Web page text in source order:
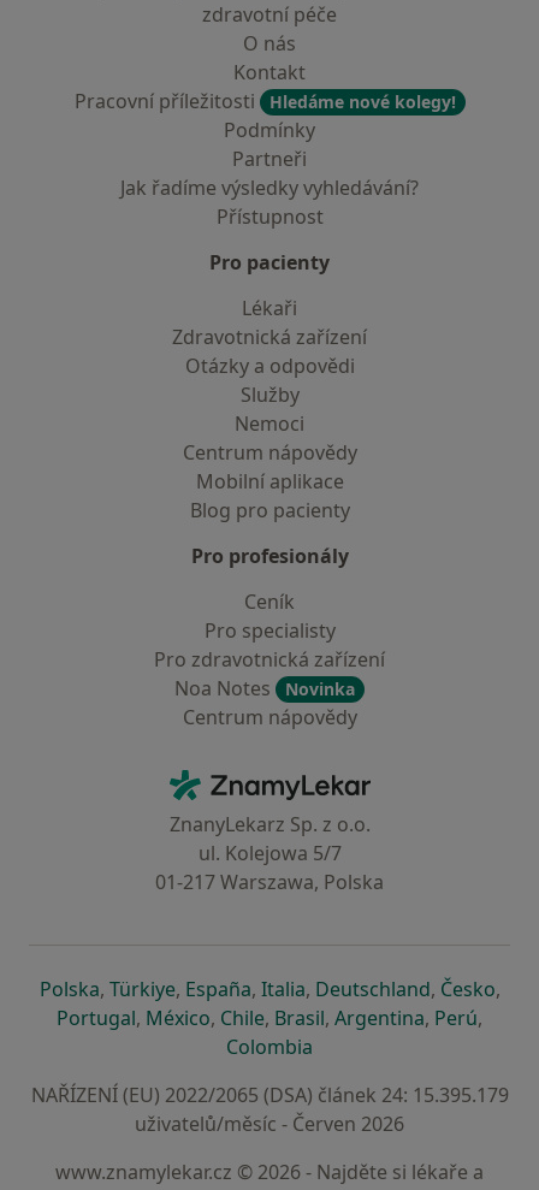
zdravotní péče
O nás
Kontakt
Pracovní příležitosti
Hledáme nové kolegy!
Podmínky
Partneři
Jak řadíme výsledky vyhledávání?
Přístupnost
Pro pacienty
Lékaři
Zdravotnická zařízení
Otázky a odpovědi
Služby
Nemoci
Centrum nápovědy
Mobilní aplikace
Blog pro pacienty
Pro profesionály
Ceník
Pro specialisty
Pro zdravotnická zařízení
Noa Notes
Novinka
Centrum nápovědy
ZnamyLekar - Hlavní stránka
ZnanyLekarz Sp. z o.o.
ul. Kolejowa 5/7
01-217 Warszawa, Polska
Polskase otevře v nové záložce
, Türkiyese otevře v nové záložce
, Españase otevře v nové záložce
, Italiase otevře v nové záložce
, Deutschlandse otevře v
, Českose
,
Portugalse otevře v nové záložce
, Méxicose otevře v nové záložce
, Chilese otevře v nové záložce
, Brasilse otevře v nové
, Argentinase otevře v
, Perúse
,
Colombia
NAŘÍZENÍ (EU) 2022/2065 (DSA) článek 24: 15.395.179
uživatelů/měsíc - Červen 2026
www.znamylekar.cz © 2026 - Najděte si lékaře a